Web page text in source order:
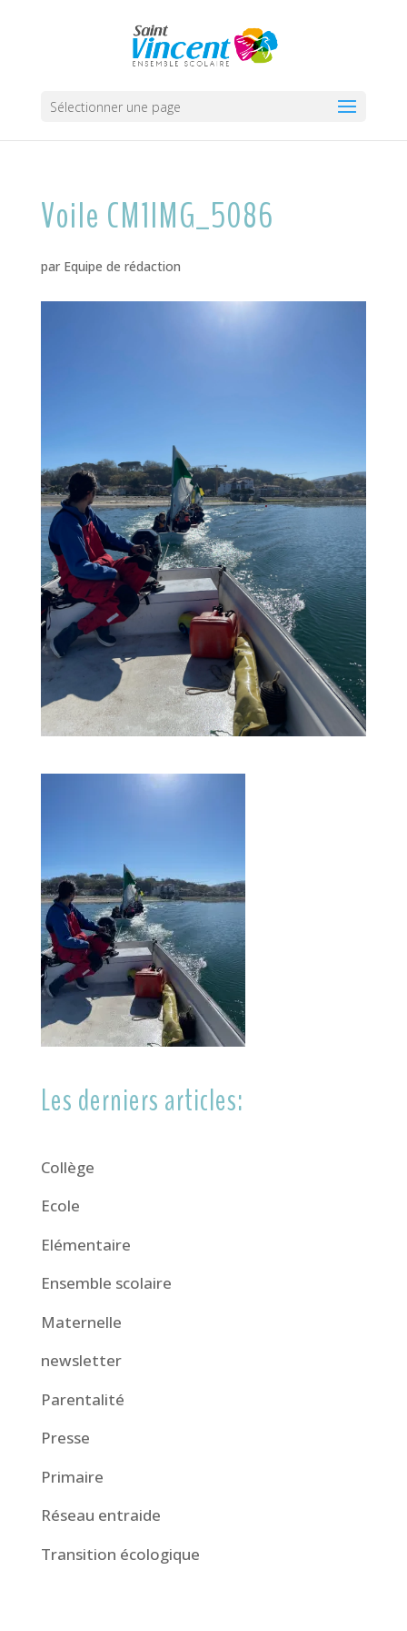
Sélectionner une page
Voile CM1IMG_5086
par Equipe de rédaction
Les derniers articles:
Collège
Ecole
Elémentaire
Ensemble scolaire
Maternelle
newsletter
Parentalité
Presse
Primaire
Réseau entraide
Transition écologique